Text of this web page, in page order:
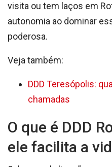
visita ou tem laços em
autonomia ao dominar
poderosa.
Veja também:
DDD Teresópolis:
chamadas
O que é DDD
ele facilita a